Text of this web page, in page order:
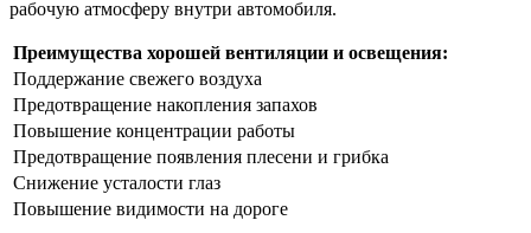
рабочую атмосферу внутри автомобиля.
Преимущества хорошей вентиляции и освещения:
Поддержание свежего воздуха
Предотвращение накопления запахов
Повышение концентрации работы
Предотвращение появления плесени и грибка
Снижение усталости глаз
Повышение видимости на дороге